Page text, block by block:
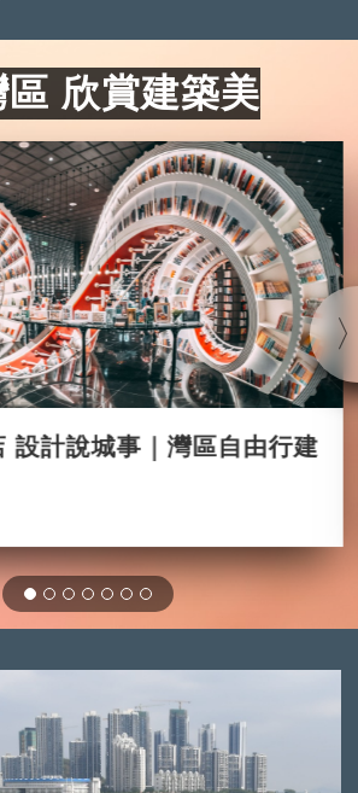
欣賞建築美
設計說城事｜灣區自由行建